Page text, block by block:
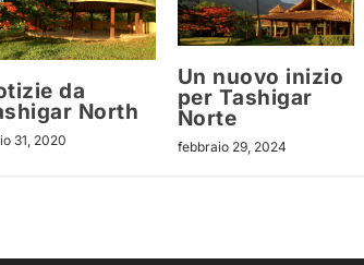
da
North
31, 2020
Un nuovo inizio
per Tashigar
Norte
febbraio 29, 2024